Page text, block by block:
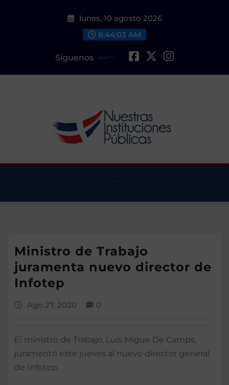
lunes, 10 agosto 2026
8:44:04 AM
Síguenos
Ministro de Trabajo
juramenta nuevo director de
Infotep
Ago 27, 2020 0
El ministro de Trabajo, Luís Migue De Camps,
juramentó este jueves al nuevo director general
de Infotep.